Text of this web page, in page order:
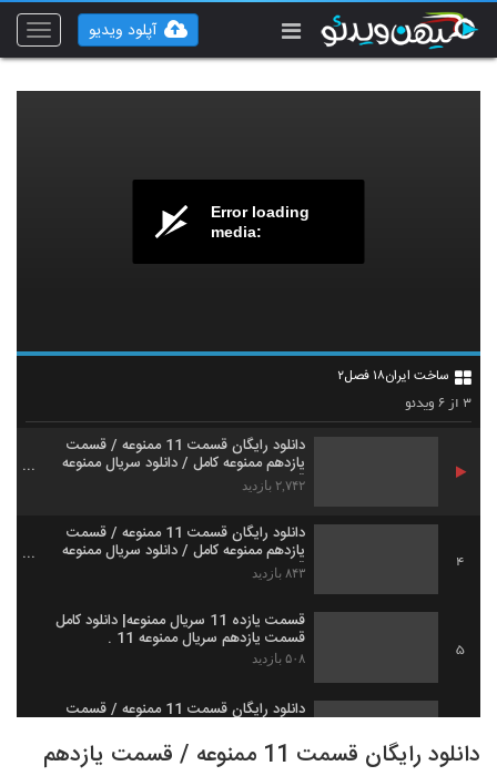
Toggle
آپلود ویدیو
Error loading
media:
ساخت ایران۱۸ فصل۲
۳ از ۶ ویدئو
2
ساخت ایران 2 قسمت 18| قسمت هجدهم
دانلود رایگان قسمت 11 ممنوعه / قسمت
یازدهم ممنوعه کامل / دانلود سریال ممنوعه
قسمت 11 یازده-
۲,۷۴۲ بازدید
4
دانلود رایگان قسمت 11 ممنوعه / قسمت
یازدهم ممنوعه کامل / دانلود سریال ممنوعه
قسمت 11 یازده-,
۸۴۳ بازدید
5
قسمت یازده 11 سریال ممنوعه| دانلود کامل
قسمت یازدهم سریال ممنوعه 11 .
۵۰۸ بازدید
دانلود رایگان قسمت 11 ممنوعه / قسمت
ممنوعه دید (online).
۸۰۸ بازدید
دانلود رایگان قسمت 11 ممنوعه / قسمت یازدهم